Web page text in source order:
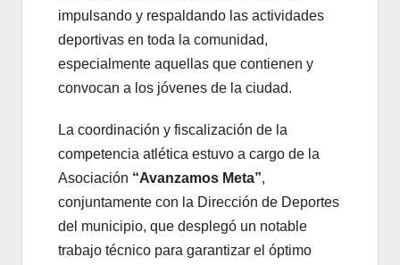
impulsando y respaldando las actividades
deportivas en toda la comunidad,
especialmente aquellas que contienen y
convocan a los jóvenes de la ciudad.
La coordinación y fiscalización de la
competencia atlética estuvo a cargo de la
Asociación “Avanzamos Meta”,
conjuntamente con la Dirección de Deportes
del municipio, que desplegó un notable
trabajo técnico para garantizar el óptimo